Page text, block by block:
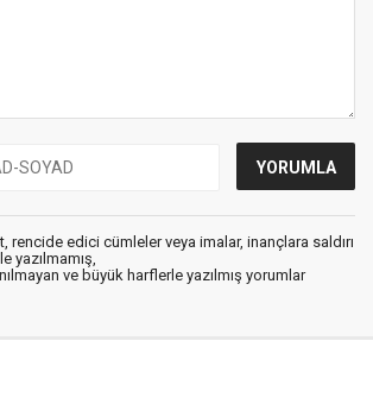
rencide edici cümleler veya imalar, inançlara saldırı
yazılmamış,
ve büyük harflerle yazılmış yorumlar